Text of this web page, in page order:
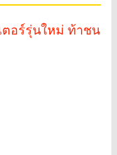
ตอร์รุ่นใหม่ ท้าชน